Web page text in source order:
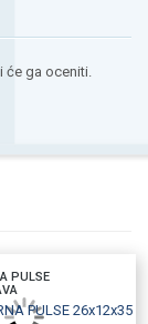
će ga oceniti.
PULSE